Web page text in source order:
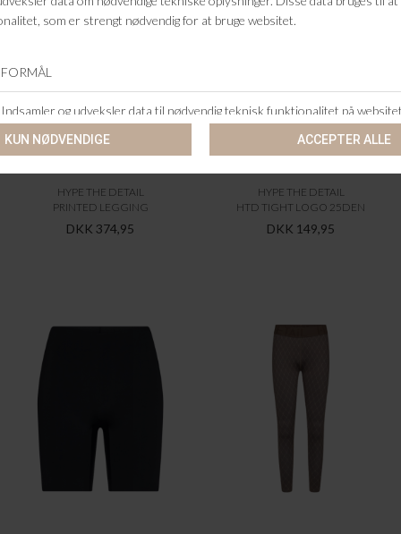
HYPE THE DETAIL
PRINTED LEGGING
DKK 374,95
HYPE THE DETAIL
HTD TIGHT LOGO 25DEN
DKK 149,95